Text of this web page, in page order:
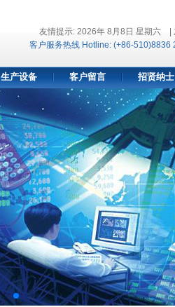
友情提示: 2026年 8月8日 星期六 |
客户服务热线 Hotline: (+86-510)8836
生产设备 客户留言 招贤纳士